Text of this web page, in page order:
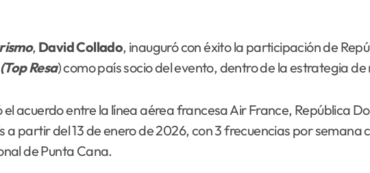
, David Collado, inauguró con éxito la participación de
Resa) como país socio del evento, dentro de la estrategia
acuerdo entre la línea aérea francesa Air France, República
a partir del 13 de enero de 2026, con 3 frecuencias por
de Punta Cana.